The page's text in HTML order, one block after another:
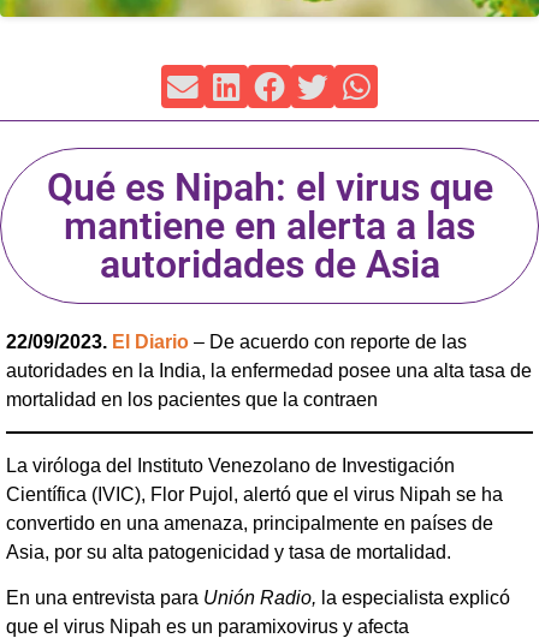
Qué es Nipah: el virus que
mantiene en alerta a las
autoridades de Asia
22/09/2023. El Diario – De acuerdo con reporte de las
autoridades en la India, la enfermedad posee una alta tasa de
mortalidad en los pacientes que la contraen
La viróloga del Instituto Venezolano de Investigación
Científica (IVIC), Flor Pujol, alertó que el virus Nipah se ha
convertido en una amenaza, principalmente en países de
Asia, por su alta patogenicidad y tasa de mortalidad.
En una entrevista para Unión Radio, la especialista explicó
que el virus Nipah es un paramixovirus y afecta